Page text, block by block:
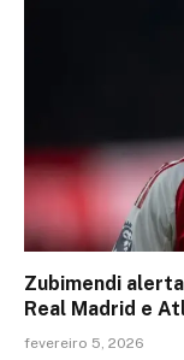
Zubimendi
Real Madrid e
fevereiro 5, 2026